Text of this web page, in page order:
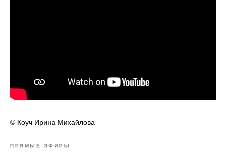
© Коуч Ирина Михайлова
ПРЯМЫЕ ЭФИРЫ